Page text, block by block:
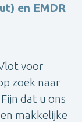
en EMDR
voor
zoek naar
dat u ons
makkelijke